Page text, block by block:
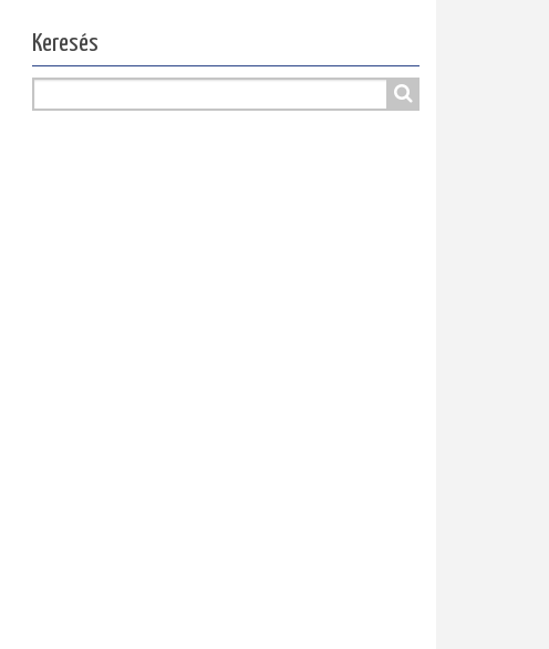
Keresés